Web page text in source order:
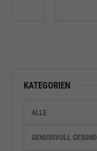
KATEGORIEN
ALLE
GENUSSVOLL GESUND